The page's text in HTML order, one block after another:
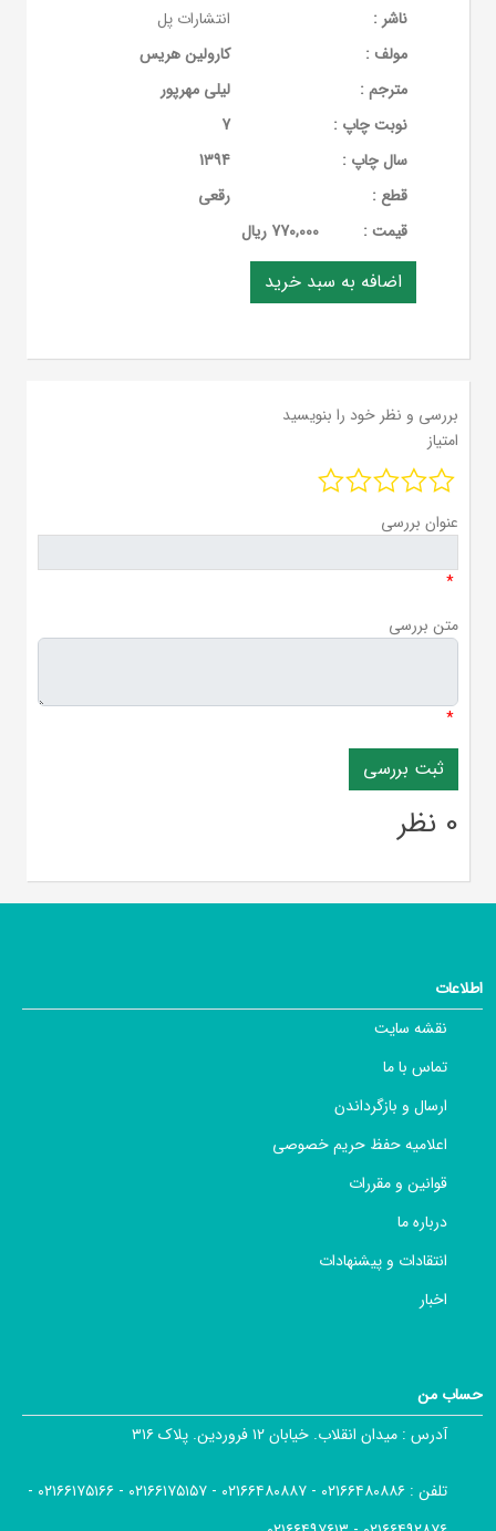
ناشر :
انتشارات پل
مولف :
کارولین هریس
مترجم :
لیلی مهرپور
نوبت چاپ :
7
سال چاپ :
1394
قطع :
رقعی
قيمت :
770,000 ریال
بررسی و نظر خود را بنویسید
امتیاز
عنوان بررسی
*
متن بررسی
*
0 نظر
اطلاعات
نقشه سایت
تماس با ما
ارسال و بازگرداندن
اعلامیه حفظ حریم خصوصی
قوانین و مقررات
درباره ما
انتقادات و پیشنهادات
اخبار
حساب من
آدرس : میدان انقلاب. خیابان ۱۲ فروردین. پلاک ۳۱۶
تلفن :
۰۲۱۶۶۴۸۰۸۸۶ - ۰۲۱۶۶۴۸۰۸۸۷ - ۰۲۱۶۶۱۷۵۱۵۷ - ۰۲۱۶۶۱۷۵۱۶۶ -